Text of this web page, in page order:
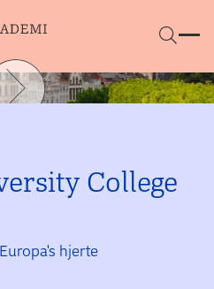
College
hjerte